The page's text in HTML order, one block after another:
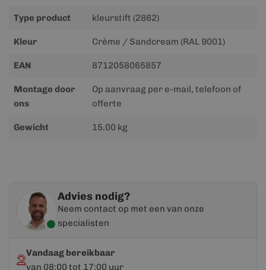
Type product kleurstift (2862)
Kleur Crème / Sandcream (RAL 9001)
EAN 8712058065857
Montage door
ons
Op aanvraag per e-mail, telefoon of
offerte
Gewicht 15.00 kg
Advies nodig?
Neem contact op met een van onze
specialisten
Vandaag bereikbaar
van 08:00 tot 17:00 uur